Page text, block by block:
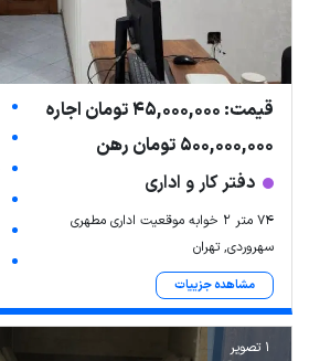
قیمت: 45,000,000 تومان اجاره
500,000,000 تومان رهن
دفتر کار و اداری
۷۴ متر ۲ خوابه موقعیت اداری مطهری
سهروردی, تهران
مشاهده جزییات
1 تصویر